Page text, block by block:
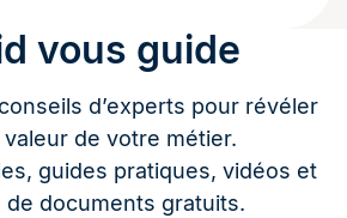
vous guide
d’experts pour révéler
de votre métier.
guides pratiques, vidéos et
de documents gratuits.